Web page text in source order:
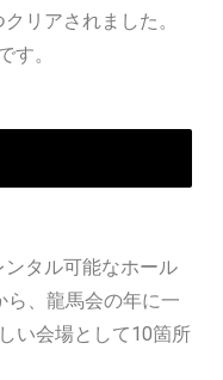
リアされました。
す。
タル可能なホール
ら、龍馬会の年に一
い会場として10箇所